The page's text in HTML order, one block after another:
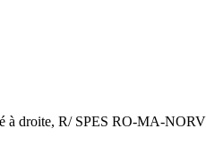
droite, R/ SPES RO-MA-